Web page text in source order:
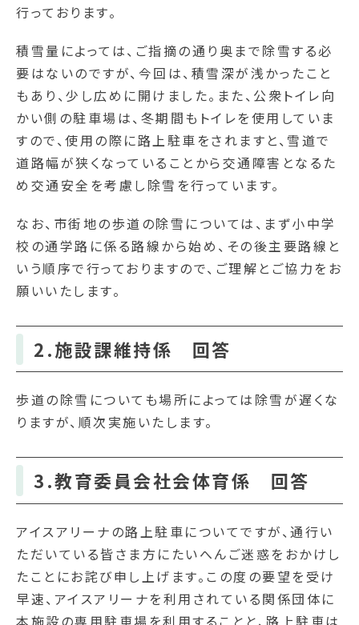
行っております。
積雪量によっては、ご指摘の通り奥まで除雪する必
要はないのですが、今回は、積雪深が浅かったこと
もあり、少し広めに開けました。また、公衆トイレ向
かい側の駐車場は、冬期間もトイレを使用していま
すので、使用の際に路上駐車をされますと、雪道で
道路幅が狭くなっていることから交通障害となるた
め交通安全を考慮し除雪を行っています。
なお、市街地の歩道の除雪については、まず小中学
校の通学路に係る路線から始め、その後主要路線と
いう順序で行っておりますので、ご理解とご協力をお
願いいたします。
2.施設課維持係 回答
歩道の除雪についても場所によっては除雪が遅くな
りますが、順次実施いたします。
3.教育委員会社会体育係 回答
アイスアリーナの路上駐車についてですが、通行い
ただいている皆さま方にたいへんご迷惑をおかけし
たことにお詫び申し上げます。この度の要望を受け
早速、アイスアリーナを利用されている関係団体に
本施設の専用駐車場を利用することと、路上駐車は